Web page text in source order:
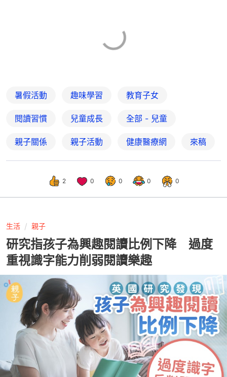
暑假活動 趣味學習 教育子女
閱讀習慣 兒童成長 全部 - 兒童
親子關係 親子活動 健康醫療網 來稿
2 0 0 0 0
生活 親子
研究指孩子為興趣閱讀比例下降 過度
重視識字能力削弱閱讀樂趣